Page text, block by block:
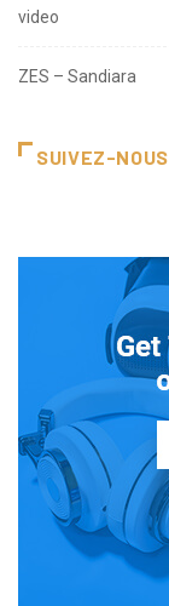
video
ZES – Sandiara
SUIVEZ-NOUS